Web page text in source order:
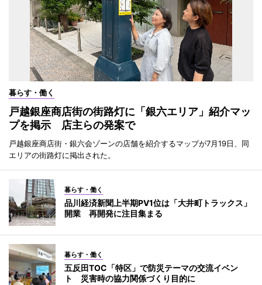
暮らす・働く
戸越銀座商店街の街路灯に「銀六エリア」紹介マッ
プを掲示 店主らの発案で
戸越銀座商店街・銀六会ゾーンの店舗を紹介するマップが7月19日、同
エリアの街路灯に掲出された。
暮らす・働く
品川経済新聞上半期PV1位は「大井町トラックス」
開業 再開発に注目集まる
暮らす・働く
五反田TOC「特区」で防災テーマの交流イベン
ト 災害時の協力関係づくり目的に